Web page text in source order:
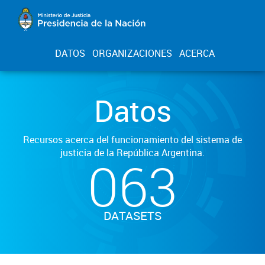
DATOS ORGANIZACIONES ACERCA
Datos
Recursos acerca del funcionamiento del sistema de
justicia de la República Argentina.
063
DATASETS